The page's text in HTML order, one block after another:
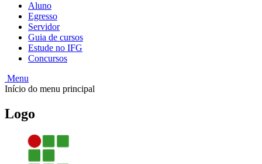
Aluno
Egresso
Servidor
Guia de cursos
Estude no IFG
Concursos
Menu
Início do menu principal
Logo